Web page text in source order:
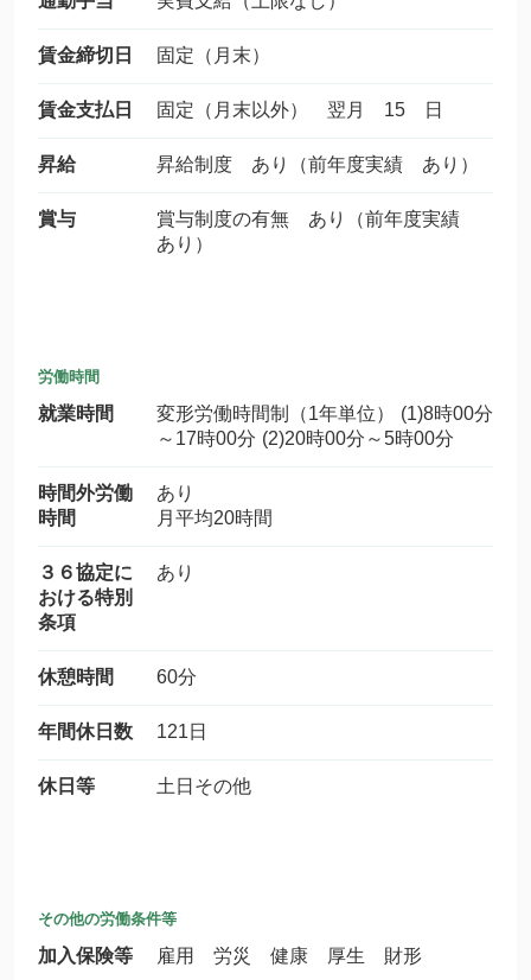
賃金締切日 固定（月末）
賃金支払日 固定（月末以外） 翌月 15 日
昇給 昇給制度 あり（前年度実績 あり）
賞与
賞与制度の有無 あり（前年度実績
あり）
労働時間
就業時間
変形労働時間制（1年単位） (1)8時00分
～17時00分 (2)20時00分～5時00分
時間外労働
時間
あり
月平均20時間
３６協定に
おける特別
条項
あり
休憩時間 60分
年間休日数 121日
休日等 土日その他
その他の労働条件等
加入保険等 雇用 労災 健康 厚生 財形